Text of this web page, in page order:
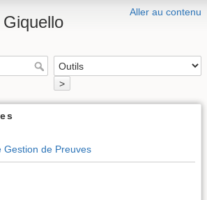
Aller au contenu
>
Gestion de Preuves